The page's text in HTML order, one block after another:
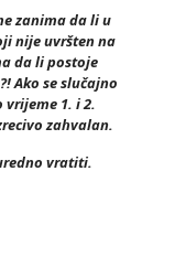
zanima da li u
nije uvršten na
da li postoje
Ako se slučajno
1. i 2.
zahvalan.
vratiti.